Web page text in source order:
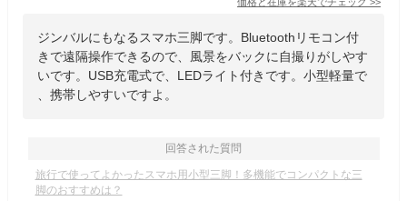
ジンバルにもなるスマホ三脚です。Bluetoothリモコン付
きで遠隔操作できるので、風景をバックに自撮りがしやす
いです。USB充電式で、LEDライト付きです。小型軽量で
、携帯しやすいですよ。
回答された質問
旅行で使ってよかったスマホ用小型三脚！多機能でコンパクトな三
脚のおすすめは？